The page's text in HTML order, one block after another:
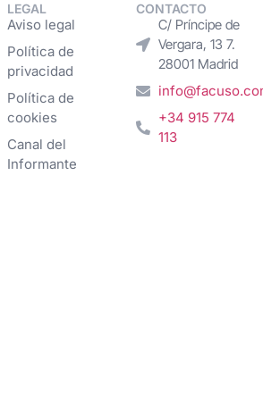
LEGAL
Aviso legal
Política de
privacidad
Política de
cookies
Canal del
Informante
CONTACTO
C/ Príncipe de
Vergara, 13 7.
28001 Madrid
+34 915 774
113